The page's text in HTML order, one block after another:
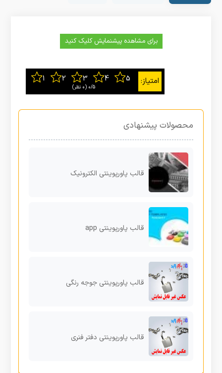
برای مشاهده پیشنمایش کلیک کنید
0/5 ‫(0 نظر)
محصولات پیشنهادی
قالب پاورپوینتی الکترونیک
قالب پاورپوینتی app
قالب پاورپوینتی جوجه رنگی
قالب پاورپوینتی دفتر فنری